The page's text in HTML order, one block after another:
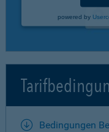
powered by
Bedingungen